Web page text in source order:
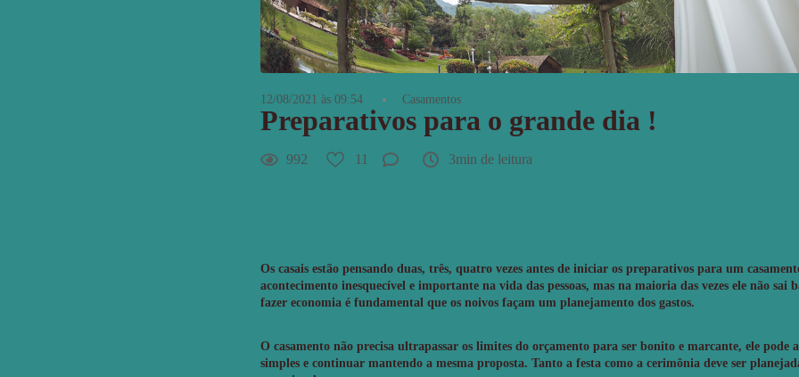
12/08/2021 às 09:54 Casamentos
Preparativos para o grande dia !
992 11 3min de leitura
Os casais estão pensando duas, três, quatro vezes antes de iniciar os preparativos para um
acontecimento inesquecível e importante na vida das pessoas, mas na maioria das vezes ele não sai
fazer economia é fundamental que os noivos façam um planejamento dos gastos.
O casamento não precisa ultrapassar os limites do orçamento para ser bonito e marcante, ele pode
simples e continuar mantendo a mesma proposta. Tanto a festa como a cerimônia deve ser